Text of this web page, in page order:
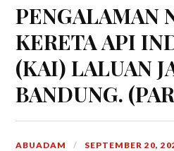
PENGALAMAN
KERETA API
(KAI) LALUAN
BANDUNG.
ABUADAM SEPTEMBER 20,